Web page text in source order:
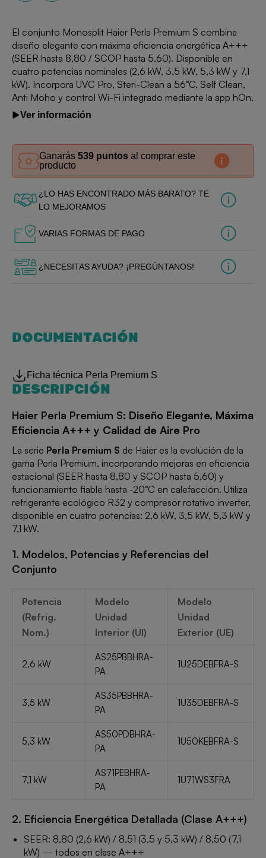
El conjunto Monosplit Haier Perla Premium S combina
diseño elegante con máxima eficiencia energética A+++
(SEER hasta 8,80 / SCOP hasta 5,60). Disponible en
cuatro potencias nominales (2,6 kW, 3,5 kW, 5,3 kW y 7,1
kW). Incorpora UVC Pro, Steri-Clean a 56°C, Self Clean,
Anti Moho y control Wi-Fi integrado mediante la app hOn.
Ver información
Ganarás 539 puntos al comprar este
producto
¿LO HAS ENCONTRADO MÁS BARATO? TE
LO MEJORAMOS
VARIAS FORMAS DE PAGO
¿NECESITAS AYUDA? ¡PREGÚNTANOS!
DOCUMENTACIÓN
Ficha técnica Perla Premium S
DESCRIPCIÓN
Haier Perla Premium S: Diseño Elegante, Máxima
Eficiencia A+++ y Calidad de Aire Pro
La serie Perla Premium S de Haier es la evolución de la
gama Perla Premium, incorporando mejoras en eficiencia
estacional (SEER hasta 8,80 y SCOP hasta 5,60) y
funcionamiento fiable hasta -20°C en calefacción. Utiliza
refrigerante ecológico R32 y compresor rotativo inverter,
disponible en cuatro potencias: 2,6 kW, 3,5 kW, 5,3 kW y
7,1 kW.
1. Modelos, Potencias y Referencias del
Conjunto
Potencia
(Refrig.
Nom.)
Modelo
Unidad
Interior (UI)
Modelo
Unidad
Exterior (UE)
2,6 kW
AS25PBBHRA-
PA
1U25DEBFRA-S
3,5 kW
AS35PBBHRA-
PA
1U35DEBFRA-S
5,3 kW
AS50PDBHRA-
PA
1U50KEBFRA-S
7,1 kW
AS71PEBHRA-
PA
1U71WS3FRA
2. Eficiencia Energética Detallada (Clase A+++)
SEER: 8,80 (2,6 kW) / 8,51 (3,5 y 5,3 kW) / 8,50 (7,1
kW) — todos en clase A+++